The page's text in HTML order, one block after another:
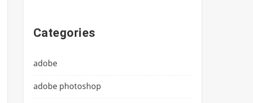
Categories
adobe
adobe photoshop